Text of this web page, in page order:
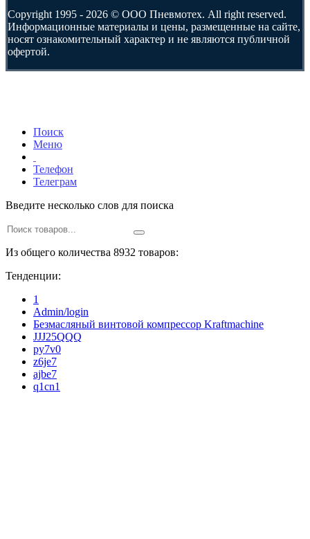
Copyright 1995 - 2026 © ООО Пневмотех. All right reserved.
Информационные материалы и цены, размещенные на сайте,
носят ознакомительный характер и не являются публичной
офертой.
Поиск
Меню
Телефон
Телеграм
Введите несколько слов для поиска
Из общего количества 8932 товаров:
Тенденции:
1
Admin/login
Безмасляный винтовой компрессор Kraftmaсhine
JJJ25QQQ
py7v0
z6je7
ajbe7
q1cn1